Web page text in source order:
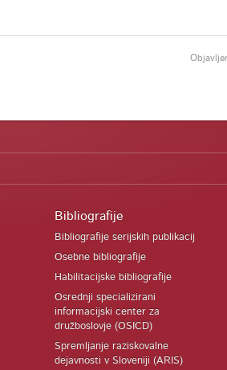
Bibliografije
Bibliografije serijskih publikacij
Osebne bibliografije
Habilitacijske bibliografije
Osrednji specializirani
informacijski center za
družboslovje (OSICD)
Spremljanje raziskovalne
dejavnosti v Sloveniji (ARIS)